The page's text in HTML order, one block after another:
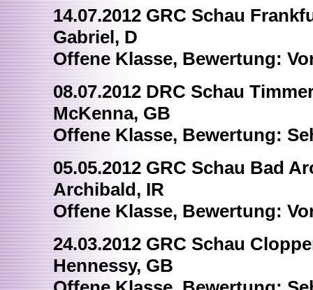
14.07.2012 GRC Schau
Gabriel, D
Offene Klasse, Bewertung:
08.07.2012 DRC Schau
McKenna, GB
Offene Klasse, Bewertung:
05.05.2012 GRC Schau Bad
Archibald, IR
Offene Klasse, Bewertung:
24.03.2012 GRC Schau
Hennessy, GB